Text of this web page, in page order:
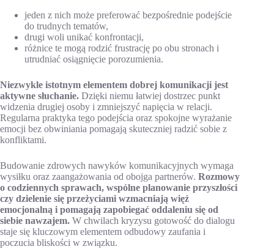
jeden z nich może preferować bezpośrednie podejście
do trudnych tematów,
drugi woli unikać konfrontacji,
różnice te mogą rodzić frustrację po obu stronach i
utrudniać osiągnięcie porozumienia.
Niezwykle istotnym elementem dobrej komunikacji jest
aktywne słuchanie. Dzięki niemu łatwiej dostrzec punkt
widzenia drugiej osoby i zmniejszyć napięcia w relacji.
Regularna praktyka tego podejścia oraz spokojne wyrażanie
emocji bez obwiniania pomagają skuteczniej radzić sobie z
konfliktami.
Budowanie zdrowych nawyków komunikacyjnych wymaga
wysiłku oraz zaangażowania od obojga partnerów. Rozmowy
o codziennych sprawach, wspólne planowanie przyszłości
czy dzielenie się przeżyciami wzmacniają więź
emocjonalną i pomagają zapobiegać oddaleniu się od
siebie nawzajem. W chwilach kryzysu gotowość do dialogu
staje się kluczowym elementem odbudowy zaufania i
poczucia bliskości w związku.